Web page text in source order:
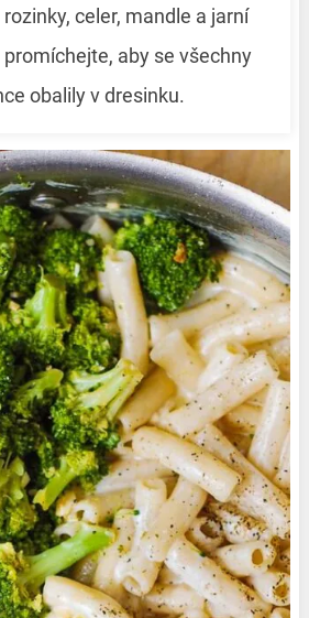
celer, mandle a jarní
aby se všechny
obalily v dresinku.